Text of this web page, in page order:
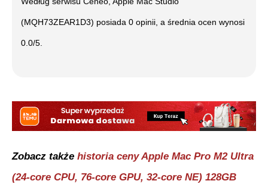
(MQH73ZEAR1D3) posiada 0 opinii, a średnia ocen wynosi
0.0/5.
Zobacz także historia cenyApple Mac Pro M2 Ultra
(24-core CPU, 76-core GPU, 32-core NE) 128GB